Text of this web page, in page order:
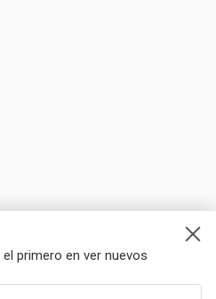
primero en ver nuevos